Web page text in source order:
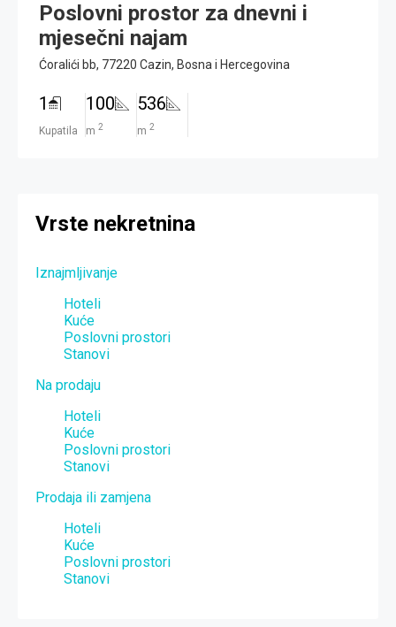
Poslovni prostor za dnevni i
mjesečni najam
Ćoralići bb, 77220 Cazin, Bosna i Hercegovina
1
Kupatila
100
m 2
536
m 2
Vrste nekretnina
Iznajmljivanje
Hoteli
Kuće
Poslovni prostori
Stanovi
Na prodaju
Hoteli
Kuće
Poslovni prostori
Stanovi
Prodaja ili zamjena
Hoteli
Kuće
Poslovni prostori
Stanovi